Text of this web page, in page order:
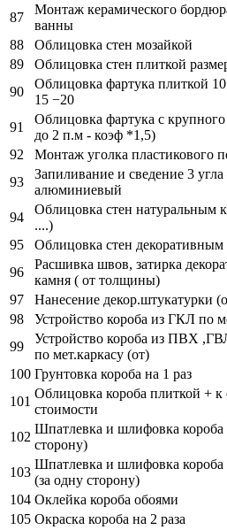
87
Монтаж керамического
ванны
88
Облицовка стен мозайкой
89
Облицовка стен плиткой
90
Облицовка фартука плиткой
15 −20
91
Облицовка фартука с
до 2 п.м - коэф *1,5)
92
Монтаж уголка пластикового
93
Запиливание и сведение 3
алюминиевый
94
Облицовка стен натуральным
....)
95
Облицовка стен
96
Расшивка швов, затирка
камня ( от толщины)
97
Нанесение декор.штукатурки
98
Устройство короба из ГКЛ по
99
Устройство короба из ПВХ
по мет.каркасу (от)
100 Грунтовка короба на 1 раз
101
Облицовка короба плиткой +
стоимости
102
Шпатлевка и шлифовка короба
сторону)
103
Шпатлевка и шлифовка короба
(за одну сторону)
104 Оклейка короба обоями
105 Окраска короба на 2 раза